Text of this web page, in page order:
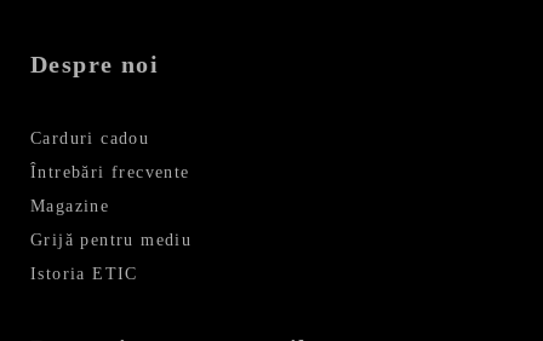
Despre noi
Carduri cadou
Întrebări frecvente
Magazine
Grijă pentru mediu
Istoria ETIC